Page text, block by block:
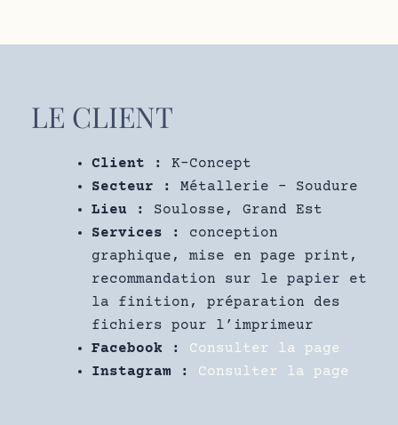
LE CLIENT
Client :
K-Concept
Secteur :
Métallerie – Soudure
Lieu :
Soulosse, Grand Est
Services : conception
graphique, mise en page print,
recommandation sur le papier et
la finition, préparation des
fichiers pour l’imprimeur
Facebook : Consulter la page
Instagram : Consulter la page